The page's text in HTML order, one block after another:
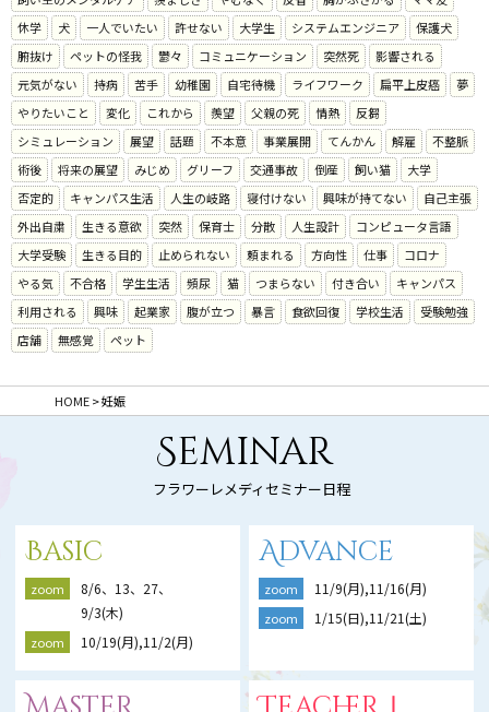
休学
犬 一人でいたい 許せない 大学生 システムエンジニア
保護犬
腑抜け
ペットの怪我 鬱々 コミュニケーション 突然死
影響される
元気がない
持病 苦手 幼稚園 自宅待機 ライフワーク 扁平上皮癌
夢
やりたいこと
変化 これから 羨望 父親の死 情熱
反芻
シミュレーション
展望 話題 不本意 事業展開 てんかん 解雇
不整脈
術後
将来の展望 みじめ グリーフ 交通事故 倒産 飼い猫
大学
否定的
キャンパス生活 人生の岐路 寝付けない 興味が持てない
自己主張
外出自粛
生きる意欲 突然 保育士 分散 人生設計
コンピュータ言語
大学受験
生きる目的 止められない 頼まれる 方向性 仕事
コロナ
やる気
不合格 学生生活 頻尿 猫 つまらない 付き合い
キャンパス
利用される
興味 起業家 腹が立つ 暴言 食欲回復 学校生活
受験勉強
店舗
無感覚 ペット
HOME>妊娠
Seminar
フラワーレメディセミナー日程
Basic
zoom
8/6、13、27、
9/3(木)
zoom 10/19(月),11/2(月)
Advance
zoom 11/9(月),11/16(月)
zoom 1/15(日),11/21(土)